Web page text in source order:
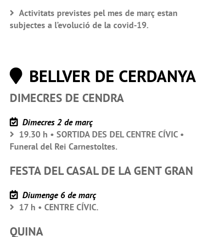
Activitats previstes pel mes de març estan
subjectes a l’evolució de la covid-19.
BELLVER DE CERDANYA
DIMECRES DE CENDRA
Dimecres 2 de març
19.30 h • SORTIDA DES DEL CENTRE CÍVIC •
Funeral del Rei Carnestoltes.
FESTA DEL CASAL DE LA GENT GRAN
Diumenge 6 de març
17 h • CENTRE CÍVIC.
QUINA